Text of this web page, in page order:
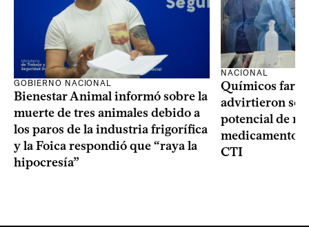
GOBIERNO NACIONAL
Bienestar Animal informó sobre la
muerte de tres animales debido a
los paros de la industria frigorífica
y la Foica respondió que “raya la
hipocresía”
NACIONAL
Químicos
advirtieron
potencial de
medicamentos
CTI